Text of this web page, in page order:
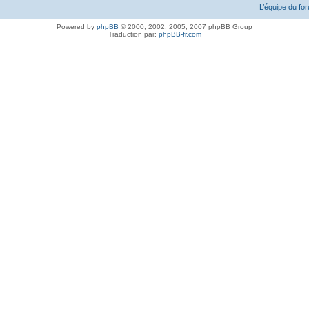
L’équipe du
Powered by phpBB © 2000, 2002, 2005, 2007 phpBB Group
Traduction par: phpBB-fr.com